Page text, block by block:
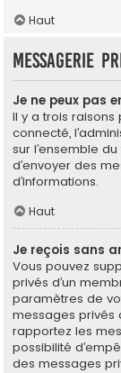
Haut
Messagerie
Je ne peux pas
Il y a trois
connecté,
sur l’ensemble
d’envoyer des
d’informations.
Haut
Je reçois sans
Vous pouvez
privés d’un
paramètres de
messages privés
rapportez les
possibilité
des messages